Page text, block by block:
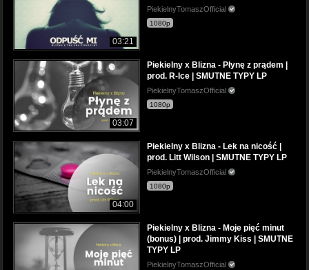
03:21
PiekielnyTomaszOfficial
1080p
03:07
Piekielny x Blizna - Płynę z prądem |
prod. R-Ice | SMUTNE TYPY LP
PiekielnyTomaszOfficial
1080p
04:00
Piekielny x Blizna - Lek na nicość |
prod. Litt Wilson | SMUTNE TYPY LP
PiekielnyTomaszOfficial
1080p
Piekielny x Blizna - Moje pięć minut
(bonus) | prod. Jimmy Kiss | SMUTNE
TYPY LP
PiekielnyTomaszOfficial